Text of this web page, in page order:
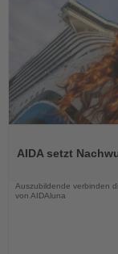
die
AIDA setzt
Auszubildende verbinden
von AIDAluna